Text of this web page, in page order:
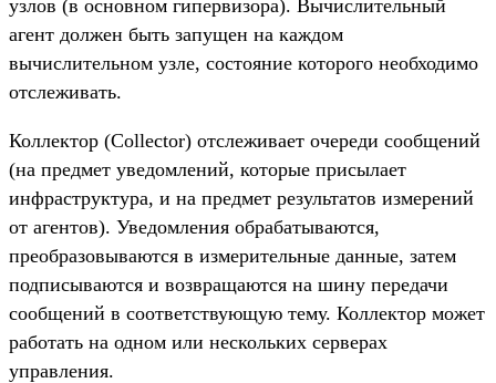
узлов (в основном гипервизора). Вычислительный
агент должен быть запущен на каждом
вычислительном узле, состояние которого необходимо
отслеживать.
Коллектор (Collector) отслеживает очереди сообщений
(на предмет уведомлений, которые присылает
инфраструктура, и на предмет результатов измерений
от агентов). Уведомления обрабатываются,
преобразовываются в измерительные данные, затем
подписываются и возвращаются на шину передачи
сообщений в соответствующую тему. Коллектор может
работать на одном или нескольких серверах
управления.